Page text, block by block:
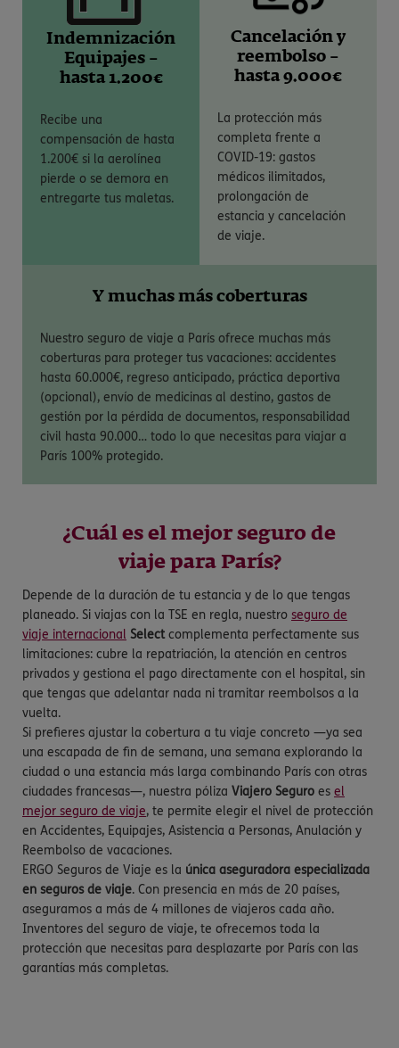
Indemnización
Equipajes –
hasta 1.200€
Recibe una
compensación de hasta
1.200€ si la aerolínea
pierde o se demora en
entregarte tus maletas.
Cancelación y
reembolso –
hasta 9.000€
La protección más
completa frente a
COVID-19: gastos
médicos ilimitados,
prolongación de
estancia y cancelación
de viaje.
Y muchas más coberturas
Nuestro seguro de viaje a París ofrece muchas más
coberturas para proteger tus vacaciones: accidentes
hasta 60.000€, regreso anticipado, práctica deportiva
(opcional), envío de medicinas al destino, gastos de
gestión por la pérdida de documentos, responsabilidad
civil hasta 90.000… todo lo que necesitas para viajar a
París 100% protegido.
¿Cuál es el mejor seguro de
viaje para París?
Depende de la duración de tu estancia y de lo que tengas
planeado. Si viajas con la TSE en regla, nuestro seguro de
viaje internacional Select complementa perfectamente sus
limitaciones: cubre la repatriación, la atención en centros
privados y gestiona el pago directamente con el hospital, sin
que tengas que adelantar nada ni tramitar reembolsos a la
vuelta.
Si prefieres ajustar la cobertura a tu viaje concreto —ya sea
una escapada de fin de semana, una semana explorando la
ciudad o una estancia más larga combinando París con otras
ciudades francesas—, nuestra póliza Viajero Seguro es el
mejor seguro de viaje, te permite elegir el nivel de protección
en Accidentes, Equipajes, Asistencia a Personas, Anulación y
Reembolso de vacaciones.
ERGO Seguros de Viaje es la única aseguradora especializada
en seguros de viaje. Con presencia en más de 20 países,
aseguramos a más de 4 millones de viajeros cada año.
Inventores del seguro de viaje, te ofrecemos toda la
protección que necesitas para desplazarte por París con las
garantías más completas.